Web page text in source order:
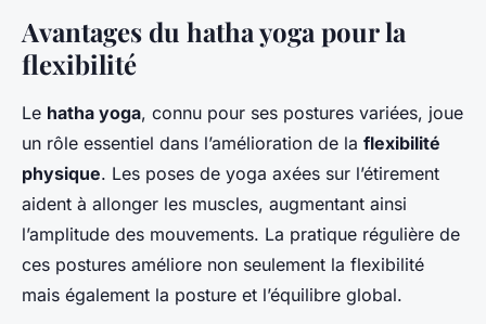
Avantages du hatha yoga pour la
flexibilité
Le hatha yoga, connu pour ses postures variées, joue
un rôle essentiel dans l’amélioration de la flexibilité
physique. Les poses de yoga axées sur l’étirement
aident à allonger les muscles, augmentant ainsi
l’amplitude des mouvements. La pratique régulière de
ces postures améliore non seulement la flexibilité
mais également la posture et l’équilibre global.